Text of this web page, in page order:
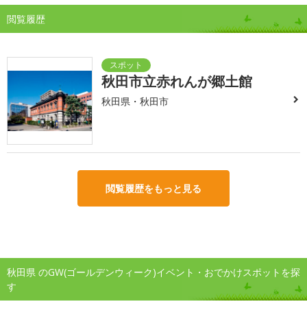
閲覧履歴
秋田市立赤れんが郷土館
秋田県・秋田市
閲覧履歴をもっと見る
秋田県 のGW(ゴールデンウィーク)イベント・おでかけスポットを探
す